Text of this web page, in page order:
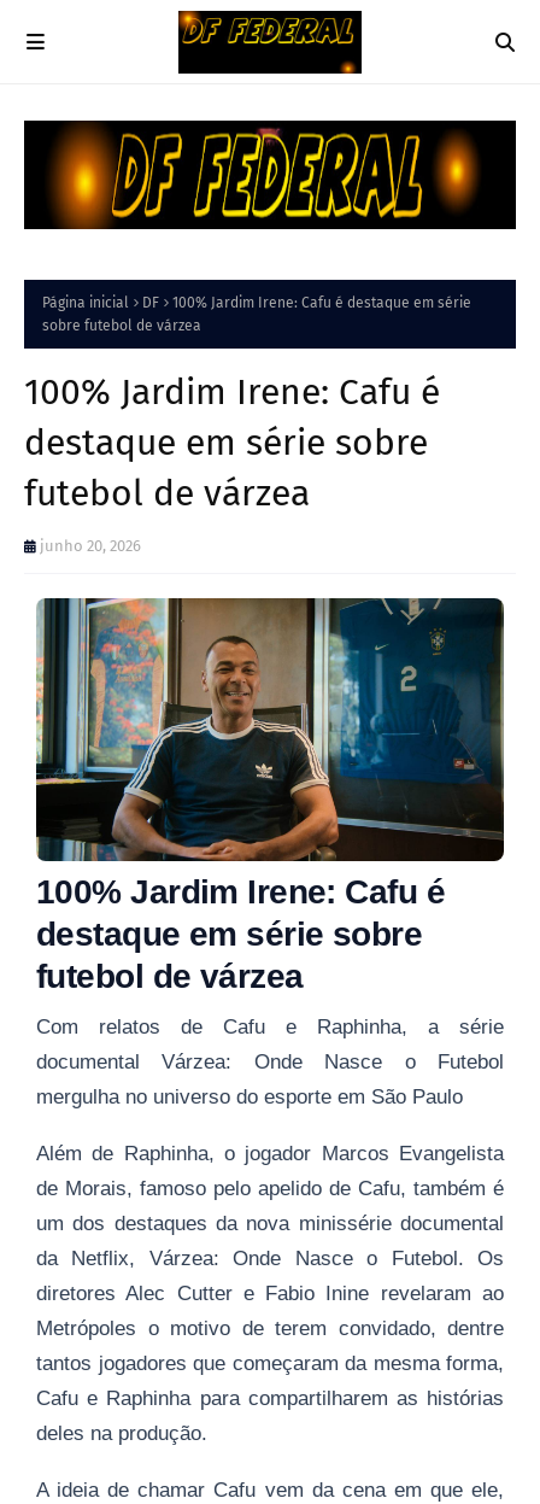
Página inicial DF
100% Jardim Irene: Cafu é destaque em série
sobre futebol de várzea
100% Jardim Irene: Cafu é
destaque em série sobre
futebol de várzea
junho 20, 2026
100% Jardim Irene: Cafu é
destaque em série sobre
futebol de várzea
Com relatos de Cafu e Raphinha, a série
documental Várzea: Onde Nasce o Futebol
mergulha no universo do esporte em São Paulo
Além de Raphinha, o jogador Marcos Evangelista
de Morais, famoso pelo apelido de Cafu, também é
um dos destaques da nova minissérie documental
da Netflix, Várzea: Onde Nasce o Futebol. Os
diretores Alec Cutter e Fabio Inine revelaram ao
Metrópoles o motivo de terem convidado, dentre
tantos jogadores que começaram da mesma forma,
Cafu e Raphinha para compartilharem as histórias
deles na produção.
A ideia de chamar Cafu vem da cena em que ele,